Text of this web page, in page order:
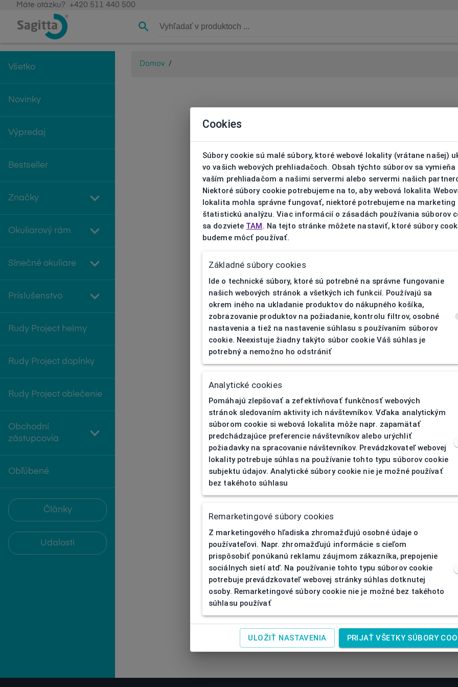
Máte otázku? +420 511 440 500
Všetko
Novinky
Výpredaj
Bestseller
Značky
Okuliarový rám
Slnečné okuliare
Príslušenstvo
Rudy Project helmy
Rudy Project doplnky
Rudy Project oblečenie
Obchodní
zástupcovia
Obľúbené
Články
Udalosti
Domov /
Cookies
Súbory cookie sú malé súbory, ktoré webové lokality (vrátane našej)
vo vašich webových prehliadačoch. Obsah týchto súborov sa vymieňa
vaším prehliadačom a našimi servermi alebo servermi našich
Niektoré súbory cookie potrebujeme na to, aby webová lokalita
lokalita mohla správne fungovať, niektoré potrebujeme na marketing
štatistickú analýzu. Viac informácií o zásadách používania súborov
sa dozviete TAM. Na tejto stránke môžete nastaviť, ktoré súbory
budeme môcť používať.
Základné súbory cookies
Ide o technické súbory, ktoré sú potrebné na správne fungovanie
našich webových stránok a všetkých ich funkcií. Používajú sa
okrem iného na ukladanie produktov do nákupného košíka,
zobrazovanie produktov na požiadanie, kontrolu filtrov, osobné
nastavenia a tiež na nastavenie súhlasu s používaním súborov
cookie. Neexistuje žiadny takýto súbor cookie Váš súhlas je
potrebný a nemožno ho odstrániť
Analytické cookies
Pomáhajú zlepšovať a zefektívňovať funkčnosť webových
stránok sledovaním aktivity ich návštevníkov. Vďaka analytickým
súborom cookie si webová lokalita môže napr. zapamätať
predchádzajúce preferencie návštevníkov alebo urýchliť
požiadavky na spracovanie návštevníkov. Prevádzkovateľ webovej
lokality potrebuje súhlas na používanie tohto typu súborov cookie
subjektu údajov. Analytické súbory cookie nie je možné používať
bez takéhoto súhlasu
Remarketingové súbory cookies
Z marketingového hľadiska zhromažďujú osobné údaje o
používateľovi. Napr. zhromažďujú informácie s cieľom
prispôsobiť ponúkanú reklamu záujmom zákazníka, prepojenie
sociálnych sietí atď. Na používanie tohto typu súborov cookie
potrebuje prevádzkovateľ webovej stránky súhlas dotknutej
osoby. Remarketingové súbory cookie nie je možné bez takéhoto
súhlasu používať
ULOŽIŤ NASTAVENIA PRIJAŤ VŠETKY SÚBORY